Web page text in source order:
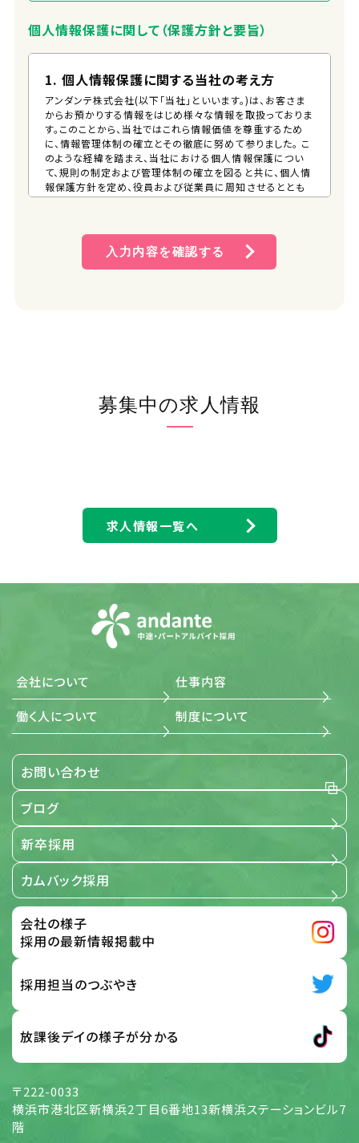
個人情報保護に関して（保護方針と要旨）
1. 個人情報保護に関する当社の考え方
アンダンテ株式会社(以下「当社」といいます。)は、お客さま
からお預かりする情報をはじめ様々な情報を取扱っておりま
す。このことから、当社ではこれら情報価値を尊重するため
に、情報管理体制の確立とその徹底に努めて参りました。 こ
のような経緯を踏まえ、当社における個人情報保護につい
て、規則の制定および管理体制の確立を図ると共に、個人情
報保護方針を定め、役員および従業員に周知させるととも
に、一般の方が、容易に入手できる措置を講じるものとしま
当社は、事業活動において、個人情報をお預かりしている
ことを考慮し、それぞれの業務実態に応じた個人情報保護
のための管理体制を確立すると共に、個人情報の収集、利
諸規則に則り、個人情報へのアクセス管理、個人情報の持
ち出し手段の制限、外部からの不正アクセスの防止等の対
策を実施し、個人情報の漏洩、滅失またはき損の防止に努
法令、国が定める指針その他の規範を遵守します。また、当
社の個人情報管理規則を、これらの法令および指針その
他の規範に適合させます。
(5) 個人情報に関する本人の権利尊重 当社は、個人情報に
用もしくは提供の拒否を求められたとき、および苦情、相談
の申し出を受けたときは、個人情報に関する本人の権利を
尊重し、誠意をもって対応します。
3. 適用範囲
当社が事業で取扱う全ての個人情報に関する取扱いを定め
るものです。
【適用範囲】
4. 個人情報保護の取組み
当社は、「個人情報保護に関する当社の考え方」および「個人
とに管理責任者を設置し、個人情報について細心の注意と
最大限の努力をもって、保護、管理を行っております。 この取
扱い要旨において「個人情報」とは、次の各号に該当する情
報のうち、ご本人さまを識別することができる情報をいうも
他の方法で入力され、ご本人さまから当社に提供された情
報 前号の他、当社がご本人さまから提供を受けた情報 及
5. 個人情報の取扱い方針 (取得・利用目的、
第三者提供)
当社は、当社が展開する様々な事業活動に関して、個人情報
入力内容を確認する
募集中の求人情報
求人情報一覧へ
会社について 仕事内容
働く人について 制度について
お問い合わせ
ブログ
新卒採用
カムバック採用
会社の様子
採用の最新情報掲載中
採用担当のつぶやき
放課後デイの様子が分かる
〒222-0033
横浜市港北区新横浜2丁目6番地13新横浜ステーションビル7
階